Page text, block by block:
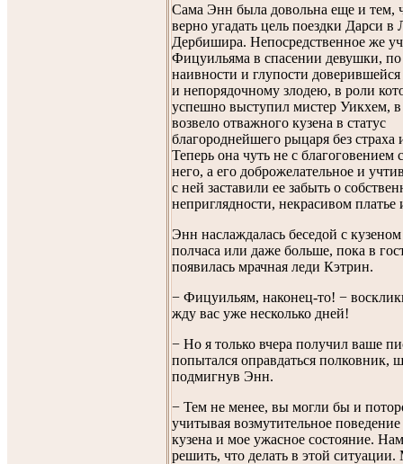
Сама Энн была довольна еще и тем,
верно угадать цель поездки Дарси в
Дербишира. Непосредственное же
Фицуильяма в спасении девушки, по
наивности и глупости
и непорядочному злодею, в роли
успешно выступил мистер Уикхем, в
возвело отважного кузена в статус
благороднейшего рыцаря без страха
Теперь она чуть не с благоговением
него, а его доброжелательное и
с ней заставили ее забыть о
неприглядности, некрасивом платье
Энн наслаждалась беседой с
полчаса или даже больше, пока в
появилась мрачная леди Кэтрин.
− Фицуильям, наконец-то! −
жду вас уже несколько дней!
− Но я только вчера получил ваше
попытался оправдаться полковник,
подмигнув Энн.
− Тем не менее, вы могли бы и
учитывая возмутительное
кузена и мое ужасное состояние.
решить, что делать в этой